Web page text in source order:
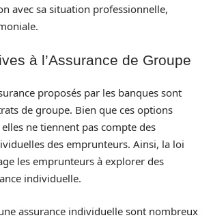
avec sa situation professionnelle,
à l’Assurance de Groupe
proposés par les banques sont
de groupe. Bien que ces options
ne tiennent pas compte des
des emprunteurs. Ainsi, la loi
les emprunteurs à explorer des
individuelle.
assurance individuelle sont nombreux